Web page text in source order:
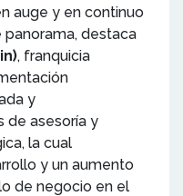
auge y en continuo
destaca
, franquicia
y
de asesoría y
la cual
y un aumento
de negocio en el